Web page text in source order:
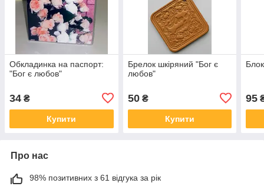
Обкладинка на паспорт:
"Бог є любов"
34 ₴
Купити
Брелок шкіряний "Бог є
любов"
50₴
Купити
95
Про нас
98% позитивних з 61 відгука за рік